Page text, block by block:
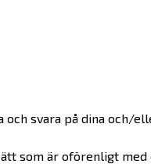
svara på dina och/
som är oförenligt med